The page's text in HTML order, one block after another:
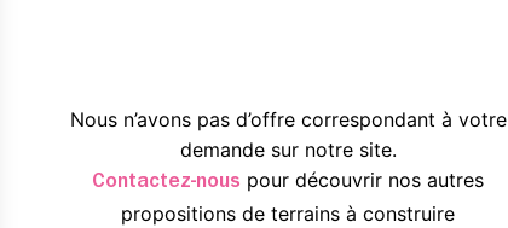
Nous n’avons pas d’offre correspondant à votre
demande sur notre site.
Contactez-nous pour découvrir nos autres
propositions de terrains à construire